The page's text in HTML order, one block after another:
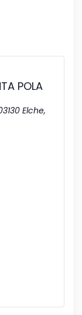
POLA
Elche,